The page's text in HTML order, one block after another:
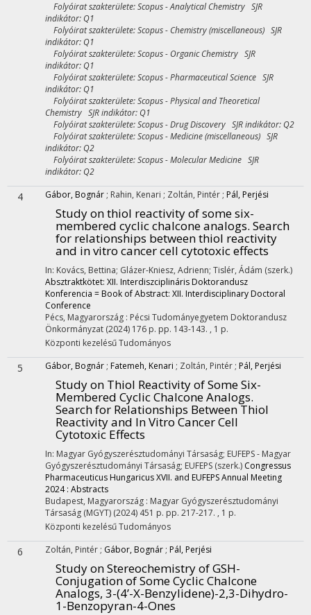
Folyóirat szakterülete: Scopus - Analytical Chemistry SJR
indikátor: Q1
Folyóirat szakterülete: Scopus - Chemistry (miscellaneous) SJR
indikátor: Q1
Folyóirat szakterülete: Scopus - Organic Chemistry SJR
indikátor: Q1
Folyóirat szakterülete: Scopus - Pharmaceutical Science SJR
indikátor: Q1
Folyóirat szakterülete: Scopus - Physical and Theoretical
Chemistry SJR indikátor: Q1
Folyóirat szakterülete: Scopus - Drug Discovery SJR indikátor: Q2
Folyóirat szakterülete: Scopus - Medicine (miscellaneous) SJR
indikátor: Q2
Folyóirat szakterülete: Scopus - Molecular Medicine SJR
indikátor: Q2
4 Gábor, Bognár ; Rahin, Kenari ; Zoltán, Pintér ; Pál, Perjési
Study on thiol reactivity of some six-
membered cyclic chalcone analogs. Search
for relationships between thiol reactivity
and in vitro cancer cell cytotoxic effects
In: Kovács, Bettina; Glázer-Kniesz, Adrienn; Tislér, Ádám (szerk.)
Absztraktkötet: XII. Interdiszciplináris Doktorandusz
Konferencia = Book of Abstract: XII. Interdisciplinary Doctoral
Conference
Pécs, Magyarország : Pécsi Tudományegyetem Doktorandusz
Önkormányzat (2024) 176 p. pp. 143-143. , 1 p.
Központi kezelésűTudományos
5 Gábor, Bognár ; Fatemeh, Kenari ; Zoltán, Pintér ; Pál, Perjési
Study on Thiol Reactivity of Some Six-
Membered Cyclic Chalcone Analogs.
Search for Relationships Between Thiol
Reactivity and In Vitro Cancer Cell
Cytotoxic Effects
In: Magyar Gyógyszerésztudományi Társaság; EUFEPS - Magyar
Gyógyszerésztudományi Társaság; EUFEPS (szerk.) Congressus
Pharmaceuticus Hungaricus XVII. and EUFEPS Annual Meeting
2024 : Abstracts
Budapest, Magyarország : Magyar Gyógyszerésztudományi
Társaság (MGYT) (2024) 451 p. pp. 217-217. , 1 p.
Központi kezelésűTudományos
6 Zoltán, Pintér ; Gábor, Bognár ; Pál, Perjési
Study on Stereochemistry of GSH-
Conjugation of Some Cyclic Chalcone
Analogs, 3-(4’-X-Benzylidene)-2,3-Dihydro-
1-Benzopyran-4-Ones